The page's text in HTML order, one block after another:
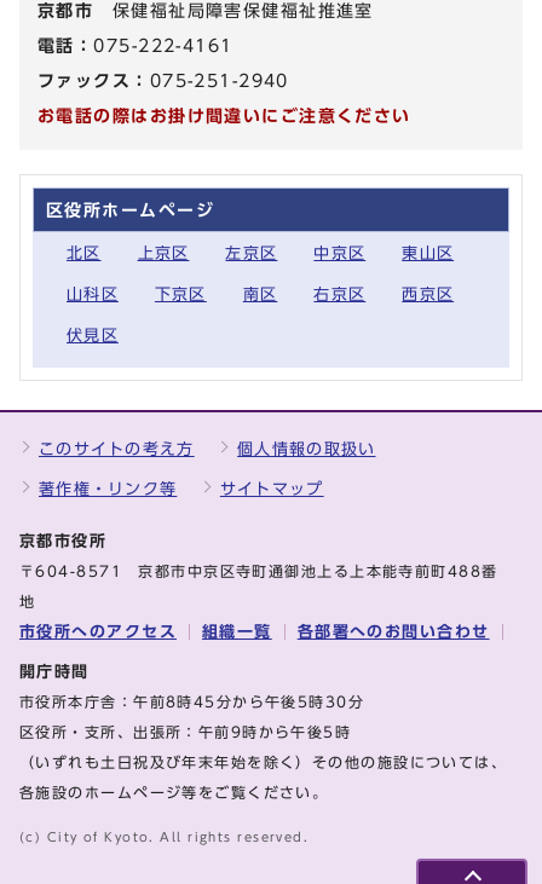
京都市 保健福祉局障害保健福祉推進室
電話：075-222-4161
ファックス： 075-251-2940
お電話の際はお掛け間違いにご注意ください
区役所ホームページ
北区 上京区 左京区 中京区 東山区
山科区 下京区 南区 右京区 西京区
伏見区
このサイトの考え方 個人情報の取扱い
著作権・リンク等 サイトマップ
京都市役所
〒604-8571 京都市中京区寺町通御池上る上本能寺前町488番
地
市役所へのアクセス 組織一覧 各部署へのお問い合わせ
開庁時間
市役所本庁舎：午前8時45分から午後5時30分
区役所・支所、出張所：午前9時から午後5時
（いずれも土日祝及び年末年始を除く）その他の施設については、
各施設のホームページ等をご覧ください。
(c) City of Kyoto. All rights reserved.